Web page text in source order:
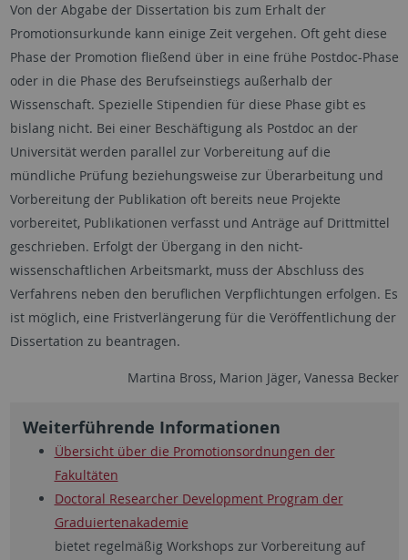
Von der Abgabe der Dissertation bis zum Erhalt der
Promotionsurkunde kann einige Zeit vergehen. Oft geht diese
Phase der Promotion fließend über in eine frühe Postdoc-Phase
oder in die Phase des Berufseinstiegs außerhalb der
Wissenschaft. Spezielle Stipendien für diese Phase gibt es
bislang nicht. Bei einer Beschäftigung als Postdoc an der
Universität werden parallel zur Vorbereitung auf die
mündliche Prüfung beziehungsweise zur Überarbeitung und
Vorbereitung der Publikation oft bereits neue Projekte
vorbereitet, Publikationen verfasst und Anträge auf Drittmittel
geschrieben. Erfolgt der Übergang in den nicht-
wissenschaftlichen Arbeitsmarkt, muss der Abschluss des
Verfahrens neben den beruflichen Verpflichtungen erfolgen. Es
ist möglich, eine Fristverlängerung für die Veröffentlichung der
Dissertation zu beantragen.
Martina Bross, Marion Jäger, Vanessa Becker
Weiterführende Informationen
Übersicht über die Promotionsordnungen der
Fakultäten
Doctoral Researcher Development Program der
Graduiertenakademie
bietet regelmäßig Workshops zur Vorbereitung auf